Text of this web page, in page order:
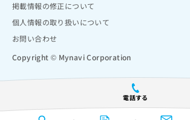
電話する
掲載情報の修正について
個人情報の取り扱いについて
お問い合わせ
Copyright © Mynavi Corporation